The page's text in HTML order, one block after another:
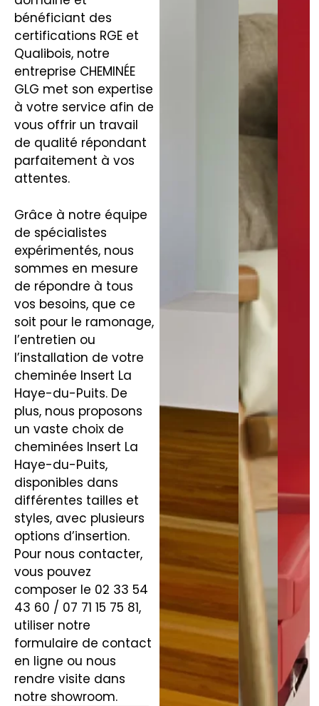
bénéficiant des
certifications RGE et
Qualibois, notre
entreprise CHEMINÉE
GLG met son expertise
à votre service afin de
vous offrir un travail
de qualité répondant
parfaitement à vos
attentes.
Grâce à notre équipe
de spécialistes
expérimentés, nous
sommes en mesure
de répondre à tous
vos besoins, que ce
soit pour le ramonage,
l’entretien ou
l’installation de votre
cheminée Insert La
Haye-du-Puits. De
plus, nous proposons
un vaste choix de
cheminées Insert La
Haye-du-Puits,
disponibles dans
différentes tailles et
styles, avec plusieurs
options d’insertion.
Pour nous contacter,
vous pouvez
composer le 02 33 54
43 60 / 07 71 15 75 81,
utiliser notre
formulaire de contact
en ligne ou nous
rendre visite dans
notre showroom.